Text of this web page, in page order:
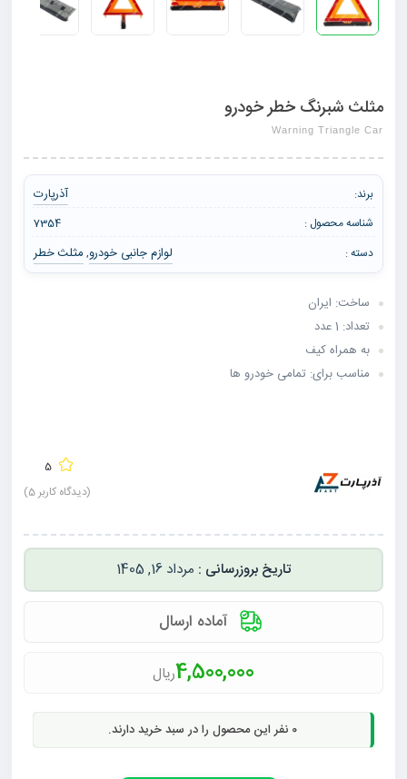
مثلث شبرنگ خطر خودرو
Warning Triangle Car
برند: آذرپارت
شناسه محصول :
7354
دسته :
لوازم جانبی خودرو, مثلث خطر
ساخت: ایران
تعداد: 1 عدد
به همراه کیف
مناسب برای: تمامی خودرو ها
5
(دیدگاه کاربر5
)
مرداد 16, 1405
آماده ارسال
4,500,000ریال
0 نفر این محصول را در سبد خرید دارند.